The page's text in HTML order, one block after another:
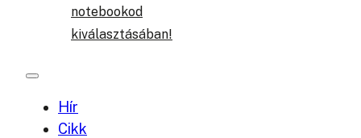
notebookod
kiválasztásában!
Hír
Cikk